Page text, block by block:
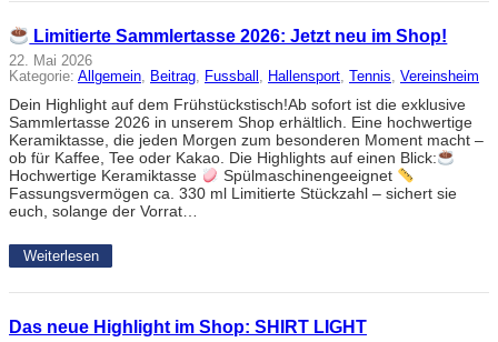
Limitierte Sammlertasse 2026: Jetzt neu im Shop!
22. Mai 2026
Kategorie: Allgemein Beitrag Fussball Hallensport Tennis Vereinsheim
Dein Highlight auf dem Frühstückstisch!Ab sofort ist die exklusive
Sammlertasse 2026 in unserem Shop erhältlich. Eine hochwertige
Keramiktasse, die jeden Morgen zum besonderen Moment macht –
ob für Kaffee, Tee oder Kakao. Die Highlights auf einen Blick:
Hochwertige Keramiktasse
Spülmaschinengeeignet
Fassungsvermögen ca. 330 ml Limitierte Stückzahl – sichert sie
euch, solange der Vorrat…
Weiterlesen
Das neue Highlight im Shop: SHIRT LIGHT